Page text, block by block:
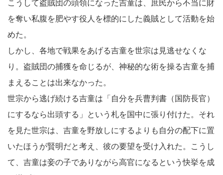
こうして盗賊団の頭領になった吉童は、庶民から不当に財
を奪い私腹を肥やす役人を標的にした義賊として活動を始
めた。
しかし、各地で戦果をあげる吉童を世宗は見逃せなくな
り。盗賊団の捕獲を命じるが、神秘的な術を操る吉童を捕
まえることは出来なかった。
世宗から逃げ続ける吉童は「自分を兵曹判書（国防長官）
にするなら出頭する」という札を国中に張り付けた。それ
を見た世宗は、吉童を野放しにするよりも自分の配下に置
いたほうが賢明だと考え、彼の要望を受け入れた。こうし
て、吉童は妾の子でありながら高官になるという快挙を成